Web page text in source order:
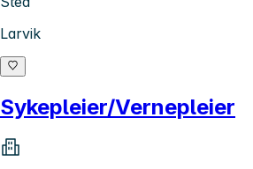
Larvik
Sykepleier/Vernepleier